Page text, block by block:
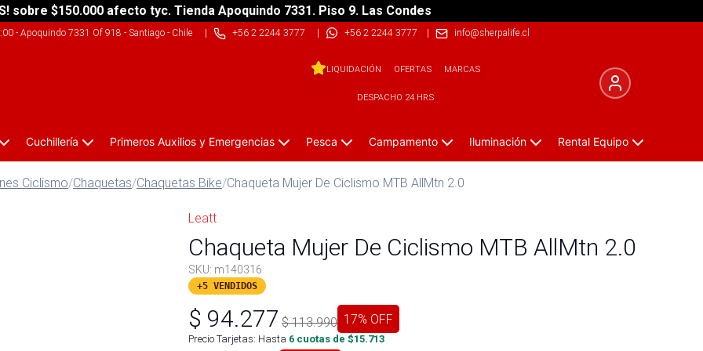
sobre $150.000 afecto tyc. Tienda Apoquindo 7331. Piso 9. Las Condes
- Apoquindo 7331 Of 918 - Santiago - Chile| +56 2 2244 3777 | +56 2 2244 3777 | info@sherpalife.cl
LIQUIDACIÓN OFERTAS MARCAS
DESPACHO 24 HRS
Cuchillería Primeros Auxilios y Emergencias Pesca Campamento Iluminación Rental Equipo
Ciclismo/Chaquetas/Chaquetas Bike/Chaqueta Mujer De Ciclismo MTB AllMtn 2.0
Leatt
Chaqueta Mujer De Ciclismo MTB AllMtn 2.0
SKU: m140316
+5 VENDIDOS
$ 94.277 $113.990 17% OFF
Precio Tarjetas: Hasta 6 cuotas de $15.713